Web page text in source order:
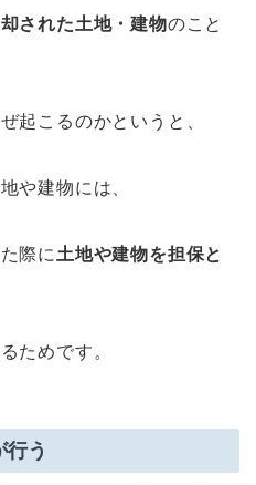
された土地・建物のこと
起こるのかというと、
や建物には、
際に 土地や建物を担保と
ためです。
う